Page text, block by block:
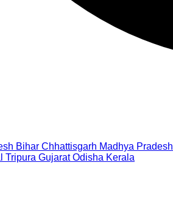
Bihar Chhattisgarh Madhya Pradesh
Tripura Gujarat Odisha Kerala